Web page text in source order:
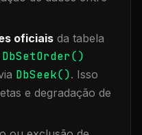
oficiais da tabela
DbSetOrder()
DbSeek(). Isso
e degradação de